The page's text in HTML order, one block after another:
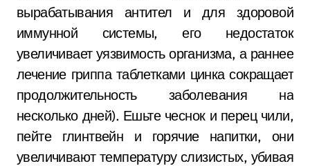
вырабатывания антител и для здоровой
иммунной системы, его недостаток
увеличивает уязвимость организма, а раннее
лечение гриппа таблетками цинка сокращает
продолжительность заболевания на
несколько дней). Ешьте чеснок и перец чили,
пейте глинтвейн и горячие напитки, они
увеличивают температуру слизистых, убивая